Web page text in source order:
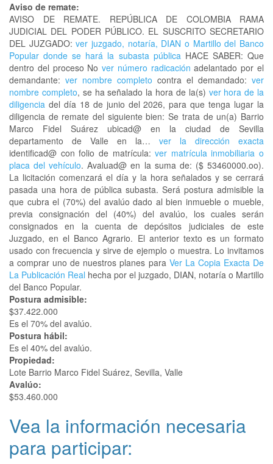
Aviso de remate:
AVISO DE REMATE. REPÚBLICA DE COLOMBIA RAMA
JUDICIAL DEL PODER PÚBLICO. EL SUSCRITO SECRETARIO
DEL JUZGADO: ver juzgado, notaría, DIAN o Martillo del Banco
Popular donde se hará la subasta públicaHACE SABER: Que
dentro del proceso Nover número radicación adelantado por el
demandante: ver nombre completo contra el demandado: ver
nombre completo, se ha señalado la hora de la(s) ver hora de la
diligencia del día 18 de junio del 2026, para que tenga lugar la
diligencia de remate del siguiente bien: Se trata de un(a) Barrio
Marco Fidel Suárez ubicad@ en la ciudad de Sevilla
departamento de Valle en la… ver la dirección exacta
identificad@ con folio de matrícula:ver matrícula inmobiliaria o
placa del vehículo. Avaluad@ en la suma de: ($ 53460000.oo).
La licitación comenzará el día y la hora señalados y se cerrará
pasada una hora de pública subasta. Será postura admisible la
que cubra el (70%) del avalúo dado al bien inmueble o mueble,
previa consignación del (40%) del avalúo, los cuales serán
consignados en la cuenta de depósitos judiciales de este
Juzgado, en el Banco Agrario. El anterior texto es un formato
usado con frecuencia y sirve de ejemplo o muestra. Lo invitamos
a comprar uno de nuestros planes para Ver La Copia Exacta De
La Publicación Real hecha por el juzgado, DIAN, notaría o Martillo
del Banco Popular.
Postura admisible:
$37.422.000
Es el 70% del avalúo.
Postura hábil:
Es el 40% del avalúo.
Propiedad:
Lote Barrio Marco Fidel Suárez, Sevilla, Valle
Avalúo:
$53.460.000
Vea la información necesaria
para participar: